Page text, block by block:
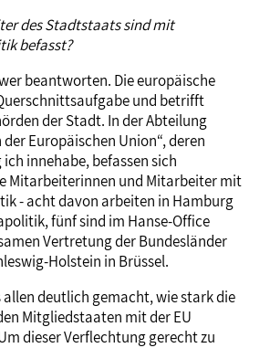
des Stadtstaats sind mit
befasst?
beantworten. Die europäische
und betrifft
der Stadt. In der Abteilung
Europäischen Union“, deren
innehabe, befassen sich
Mitarbeiterinnen und Mitarbeiter mit
- acht davon arbeiten in Hamburg
fünf sind im Hanse-Office
Vertretung der Bundesländer
Holstein in Brüssel.
allen deutlich gemacht, wie stark die
Mitgliedstaaten mit der EU
dieser Verflechtung gerecht zu